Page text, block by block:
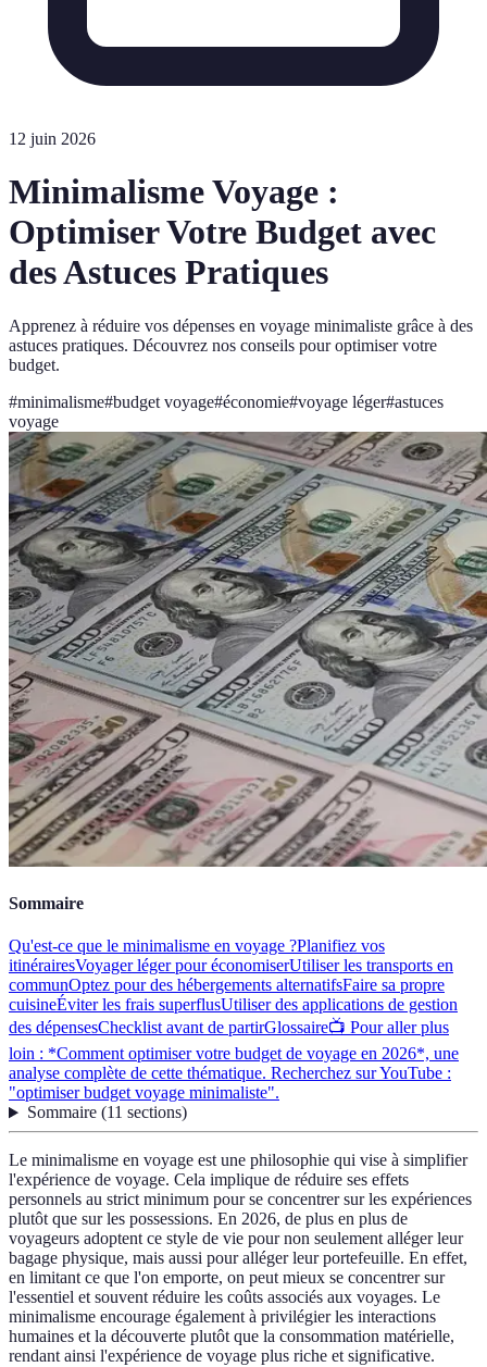
12 juin 2026
Minimalisme Voyage :
Optimiser Votre Budget avec
des Astuces Pratiques
Apprenez à réduire vos dépenses en voyage minimaliste grâce à des
astuces pratiques. Découvrez nos conseils pour optimiser votre
budget.
#minimalisme#budget voyage#économie#voyage léger#astuces
voyage
Sommaire
Qu'est-ce que le minimalisme en voyage ?Planifiez vos
itinérairesVoyager léger pour économiserUtiliser les transports en
communOptez pour des hébergements alternatifsFaire sa propre
cuisineÉviter les frais superflusUtiliser des applications de gestion
des dépensesChecklist avant de partirGlossaire📺 Pour aller plus
loin : *Comment optimiser votre budget de voyage en 2026*, une
analyse complète de cette thématique. Recherchez sur YouTube :
"optimiser budget voyage minimaliste".
Sommaire(11 sections)
Le minimalisme en voyage est une philosophie qui vise à simplifier
l'expérience de voyage. Cela implique de réduire ses effets
personnels au strict minimum pour se concentrer sur les expériences
plutôt que sur les possessions. En 2026, de plus en plus de
voyageurs adoptent ce style de vie pour non seulement alléger leur
bagage physique, mais aussi pour alléger leur portefeuille. En effet,
en limitant ce que l'on emporte, on peut mieux se concentrer sur
l'essentiel et souvent réduire les coûts associés aux voyages. Le
minimalisme encourage également à privilégier les interactions
humaines et la découverte plutôt que la consommation matérielle,
rendant ainsi l'expérience de voyage plus riche et significative.